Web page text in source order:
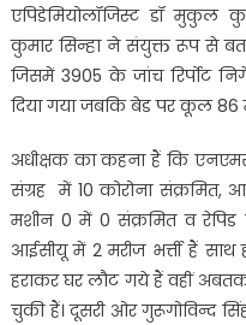
एपिडेमियोलॉजिस्ट डॉ मुकुल
कुमार सिन्हा ने संयुक्त रूप से
जिसमें 3905 के जांच रिर्पोट
दिया गया जबकि बेड पर कूल 86
अधीक्षक का कहना हैं कि
संग्रह में 10 कोरोना संक्रमित,
मशीन 0 में 0 संक्रमित व
आईसीयू में 2 मरीज भर्त्ती हैं साथ
हराकर घर लौट गये हैं वहीं
चुकी हैं। दूसरी ओर गुरूगोविन्द